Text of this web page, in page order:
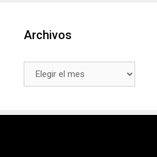
Archivos
Archivos